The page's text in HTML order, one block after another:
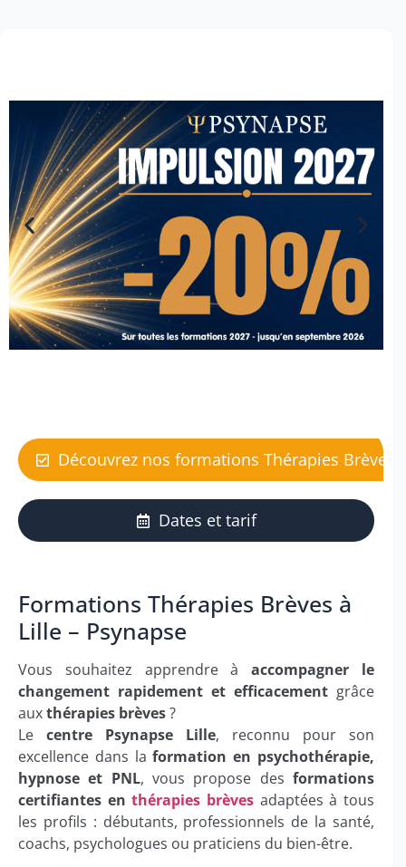
Découvrez nos formations Thérapies Brèves
Dates et tarif
Formations Thérapies Brèves à
Lille – Psynapse
Vous souhaitez apprendre àaccompagner le
changement rapidement et efficacement grâce
auxthérapies brèves?
Le centre Psynapse Lille, reconnu pour son
excellence dans laformation en psychothérapie,
hypnose et PNL, vous propose desformations
certifiantes enthérapies brèves adaptées à tous
les profils : débutants, professionnels de la santé,
coachs, psychologues ou praticiens du bien-être.